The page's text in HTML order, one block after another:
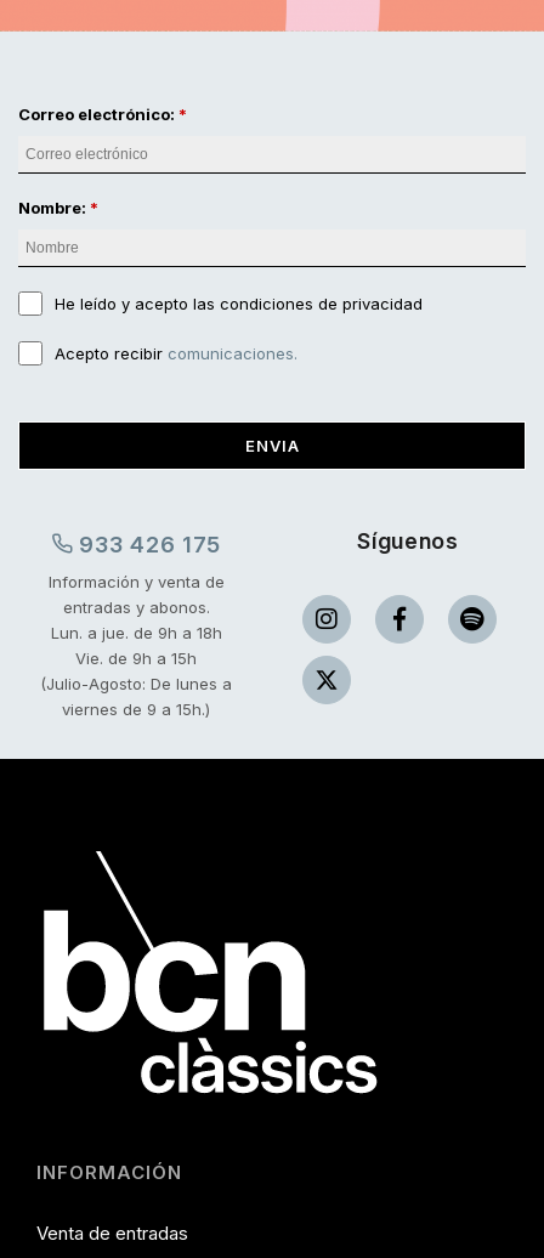
Correo electrónico:
Nombre:
He leído y acepto las condiciones de privacidad
Acepto recibir comunicaciones.
ENVIA
933 426 175
Información y venta de
entradas y abonos.
Lun. a jue. de 9h a 18h
Vie. de 9h a 15h
(Julio-Agosto: De lunes a
viernes de 9 a 15h.)
Síguenos
INFORMACIÓN
Venta de entradas